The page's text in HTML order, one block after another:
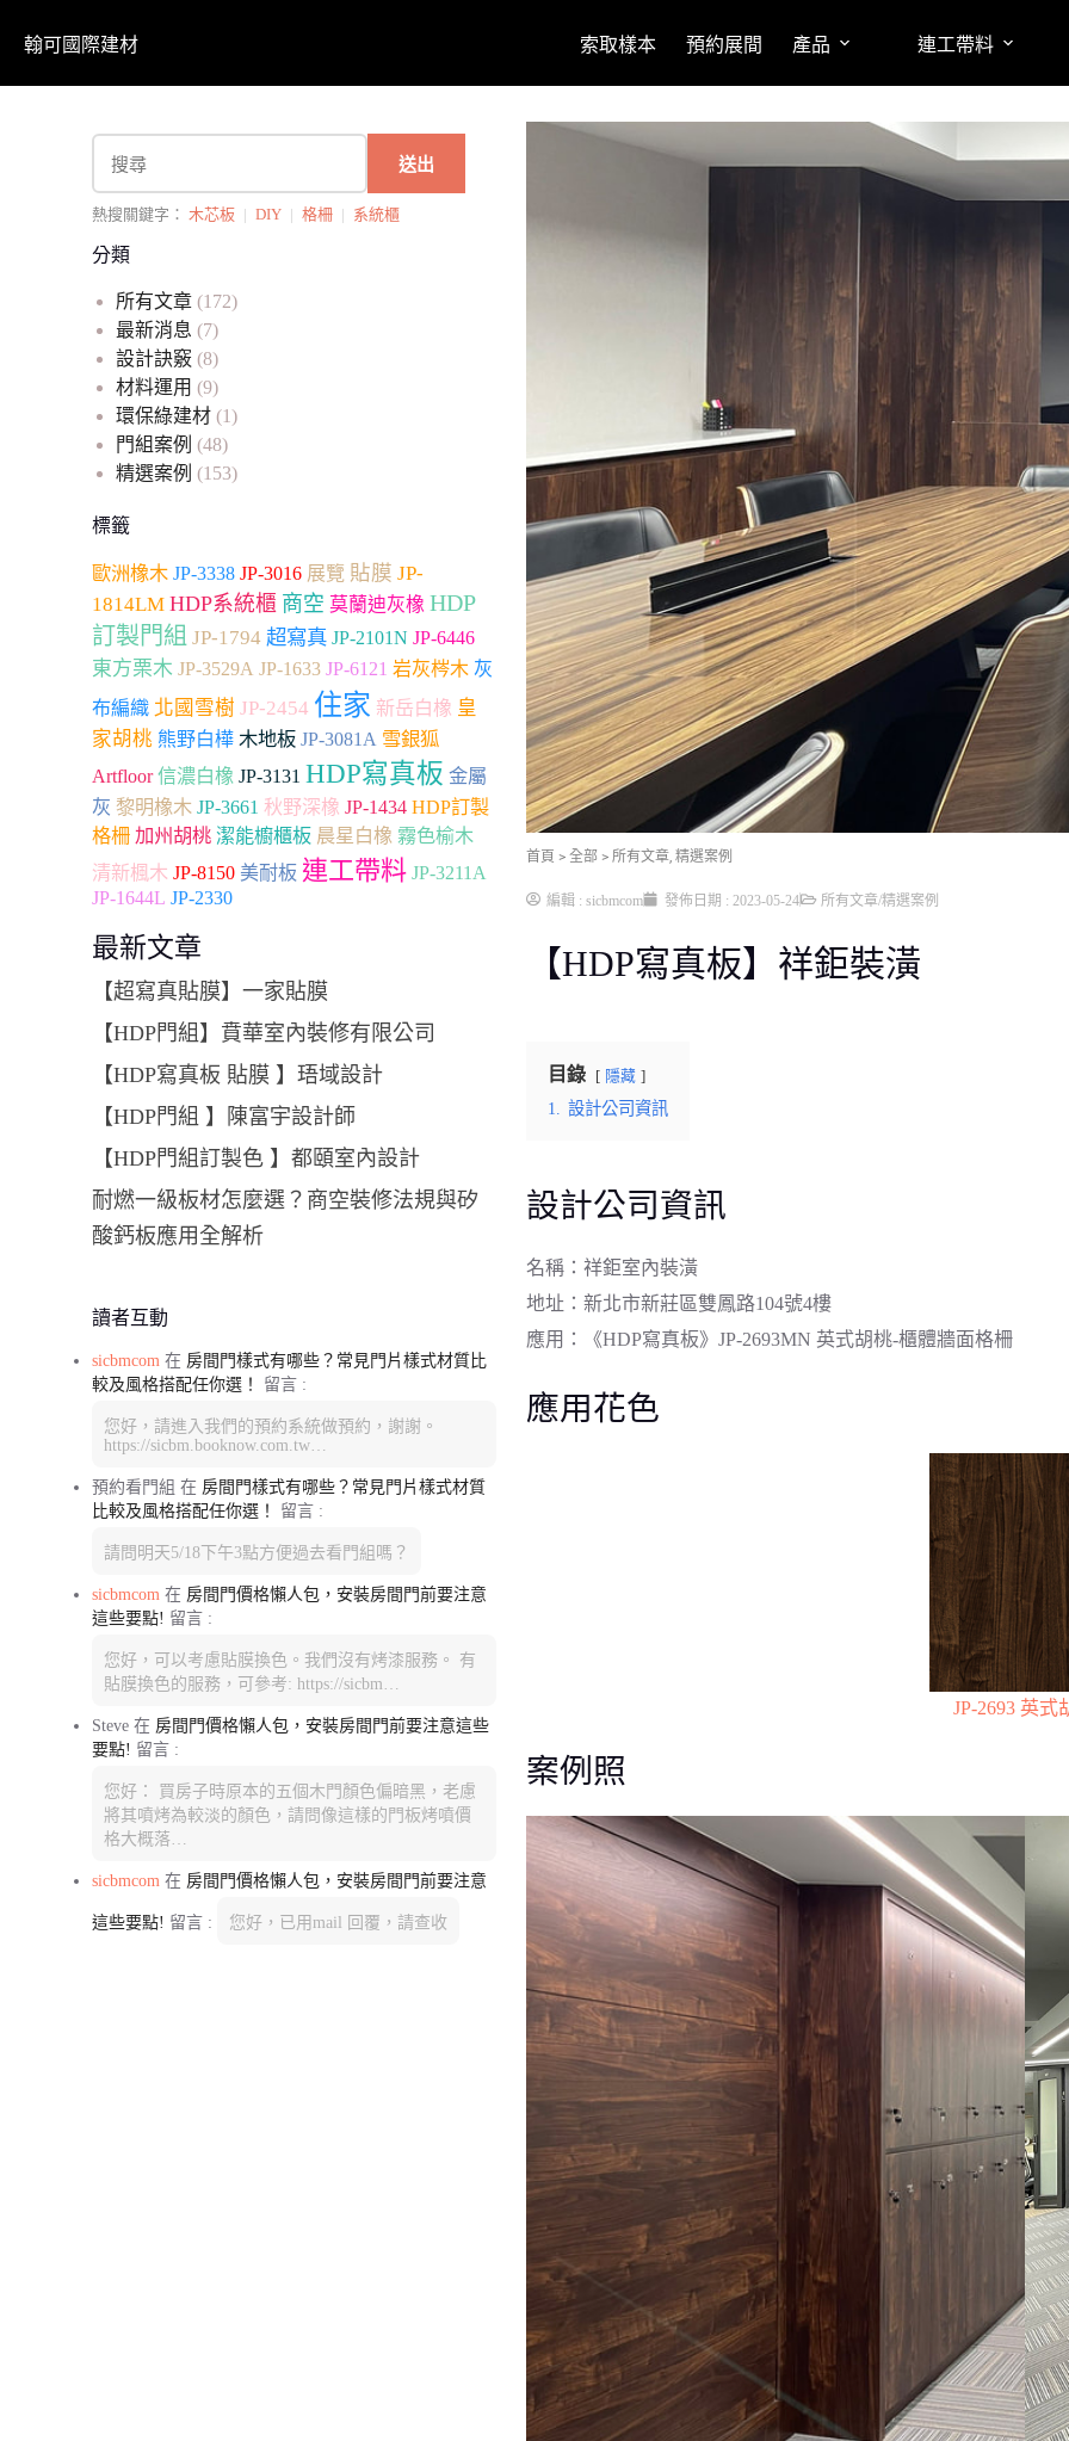
翰可國際建材 索取樣本 預約展間 產品 連工帶料
送出
熱搜關鍵字： 木芯板 | DIY | 格柵 | 系統櫃
分類
所有文章 (172)
最新消息 (7)
設計訣竅 (8)
材料運用 (9)
環保綠建材 (1)
門組案例 (48)
精選案例 (153)
標籤
歐洲橡木 JP-3338 JP-3016 展覽 貼膜 JP-
1814LM HDP系統櫃 商空 莫蘭迪灰橡 HDP
訂製門組 JP-1794 超寫真 JP-2101N JP-6446
東方栗木 JP-3529A JP-1633 JP-6121 岩灰梣木 灰
布編織 北國雪樹 JP-2454 住家 新岳白橡 皇
家胡桃 熊野白樺 木地板 JP-3081A 雪銀狐
Artfloor 信濃白橡 JP-3131 HDP寫真板 金屬
灰 黎明橡木 JP-3661 秋野深橡 JP-1434 HDP訂製
格柵 加州胡桃 潔能櫥櫃板 晨星白橡 霧色榆木
清新楓木 JP-8150 美耐板 連工帶料 JP-3211A
JP-1644L JP-2330
最新文章
【超寫真貼膜】一家貼膜
【HDP門組】賁華室內裝修有限公司
【HDP寫真板 貼膜 】珸域設計
【HDP門組 】陳富宇設計師
【HDP門組訂製色 】都頤室內設計
耐燃一級板材怎麼選？商空裝修法規與矽
酸鈣板應用全解析
讀者互動
sicbmcom 在 房間門樣式有哪些？常見門片樣式材質比
較及風格搭配任你選！
留言 :
您好，請進入我們的預約系統做預約，謝謝。
https://sicbm.booknow.com.tw…
預約看門組 在 房間門樣式有哪些？常見門片樣式材質
比較及風格搭配任你選！
留言 :
請問明天5/18下午3點方便過去看門組嗎？
sicbmcom 在 房間門價格懶人包，安裝房間門前要注意
這些要點! 留言 :
您好，可以考慮貼膜換色。我們沒有烤漆服務。 有
貼膜換色的服務，可參考: https://sicbm…
Steve 在 房間門價格懶人包，安裝房間門前要注意這些
要點! 留言 :
您好： 買房子時原本的五個木門顏色偏暗黑，老慮
將其噴烤為較淡的顏色，請問像這樣的門板烤噴價
格大概落…
sicbmcom 在 房間門價格懶人包，安裝房間門前要注意
這些要點! 留言 : 您好，已用mail 回覆，請查收
首頁 > 全部 > 所有文章, 精選案例
編輯 : sicbmcom 發佈日期 : 2023-05-24 所有文章/精選案例
【HDP寫真板】祥鉅裝潢
目錄 隱藏
1. 設計公司資訊
設計公司資訊
名稱：祥鉅室內裝潢
地址：新北市新莊區雙鳳路104號4樓
應用：《HDP寫真板》JP-2693MN 英式胡桃-櫃體牆面格柵
應用花色
JP-2693 英式
案例照